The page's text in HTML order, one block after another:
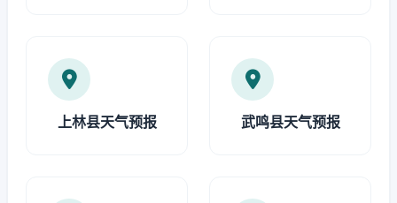
上林县天气预报 武鸣县天气预报